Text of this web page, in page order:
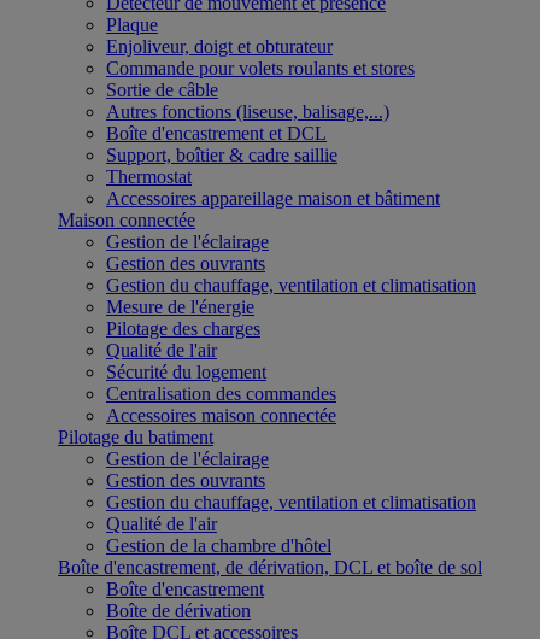
Plaque
Enjoliveur, doigt et obturateur
Commande pour volets roulants et stores
Sortie de câble
Autres fonctions (liseuse, balisage,...)
Boîte d'encastrement et DCL
Support, boîtier & cadre saillie
Thermostat
Accessoires appareillage maison et bâtiment
Maison connectée
Gestion de l'éclairage
Gestion des ouvrants
Gestion du chauffage, ventilation et climatisation
Mesure de l'énergie
Pilotage des charges
Qualité de l'air
Sécurité du logement
Centralisation des commandes
Accessoires maison connectée
Pilotage du batiment
Gestion de l'éclairage
Gestion des ouvrants
Gestion du chauffage, ventilation et climatisation
Qualité de l'air
Gestion de la chambre d'hôtel
Boîte d'encastrement, de dérivation, DCL et boîte de sol
Boîte d'encastrement
Boîte de dérivation
Boîte DCL et accessoires